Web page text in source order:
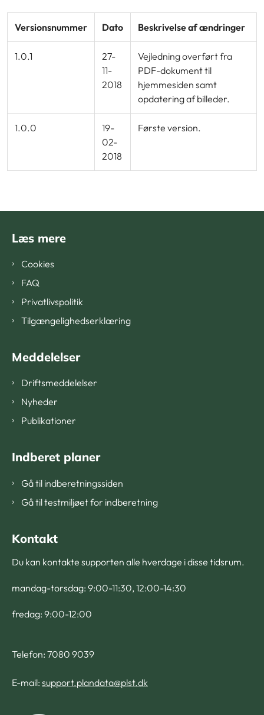
Versionsnummer Dato Beskrivelse af ændringer
1.0.1
27-
11-
2018
Vejledning overført fra
PDF-dokument til
hjemmesiden samt
opdatering af billeder.
1.0.0
19-
02-
2018
Første version.
Læs mere
Cookies
FAQ
Privatlivspolitik
Tilgængelighedserklæring
Meddelelser
Driftsmeddelelser
Nyheder
Publikationer
Indberet planer
Gå til indberetningssiden
Gå til testmiljøet for indberetning
Kontakt
Du kan kontakte supporten alle hverdage i disse tidsrum.
mandag-torsdag: 9:00-11:30, 12:00-14:30
fredag: 9:00-12:00
Telefon: 7080 9039
E-mail: support.plandata@plst.dk